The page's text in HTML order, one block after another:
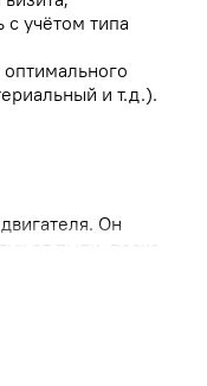
с учётом типа
и т. д.).
Он
от пыли, песка,
замена